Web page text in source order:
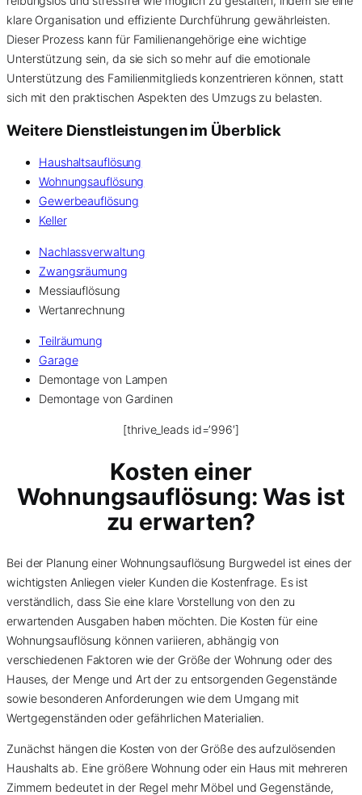
klare Organisation und effiziente Durchführung gewährleisten.
Dieser Prozess kann für Familienangehörige eine wichtige
Unterstützung sein, da sie sich so mehr auf die emotionale
Unterstützung des Familienmitglieds konzentrieren können, statt
sich mit den praktischen Aspekten des Umzugs zu belasten.
Weitere Dienstleistungen im Überblick
Haushaltsauflösung
Wohnungsauflösung
Gewerbeauflösung
Keller
Nachlassverwaltung
Zwangsräumung
Messiauflösung
Wertanrechnung
Teilräumung
Garage
Demontage von Lampen
Demontage von Gardinen
[thrive_leads id=’996′]
Kosten einer
Wohnungsauflösung: Was ist
zu erwarten?
Bei der Planung einer Wohnungsauflösung Burgwedel ist eines der
wichtigsten Anliegen vieler Kunden die Kostenfrage. Es ist
verständlich, dass Sie eine klare Vorstellung von den zu
erwartenden Ausgaben haben möchten. Die Kosten für eine
Wohnungsauflösung können variieren, abhängig von
verschiedenen Faktoren wie der Größe der Wohnung oder des
Hauses, der Menge und Art der zu entsorgenden Gegenstände
sowie besonderen Anforderungen wie dem Umgang mit
Wertgegenständen oder gefährlichen Materialien.
Zunächst hängen die Kosten von der Größe des aufzulösenden
Haushalts ab. Eine größere Wohnung oder ein Haus mit mehreren
Zimmern bedeutet in der Regel mehr Möbel und Gegenstände,